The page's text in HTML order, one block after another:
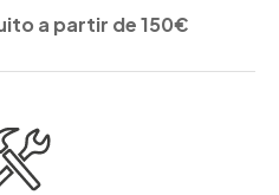
a partir de 150€